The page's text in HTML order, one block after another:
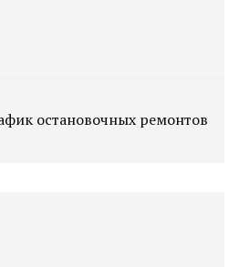
остановочных ремонтов